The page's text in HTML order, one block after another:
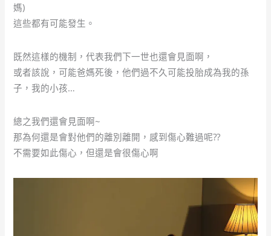
媽)
這些都有可能發生。
既然這樣的機制，代表我們下一世也還會見面啊，
或者該說，可能爸媽死後，他們過不久可能投胎成為我的孫
子，我的小孩…
總之我們還會見面啊~
那為何還是會對他們的離別離開，感到傷心難過呢??
不需要如此傷心，但還是會很傷心啊